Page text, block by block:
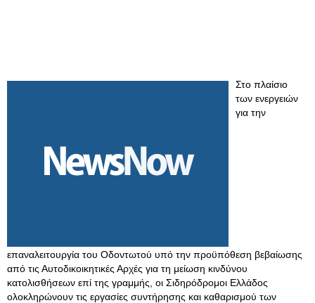
Στο πλαίσιο
των ενεργειών
για την
επαναλειτουργία του Οδοντωτού υπό την προϋπόθεση βεβαίωσης
από τις Αυτοδικοικητικές Αρχές για τη μείωση κινδύνου
κατολισθήσεων επί της γραμμής, οι Σιδηρόδρομοι Ελλάδος
ολοκληρώνουν τις εργασίες συντήρησης και καθαρισμού των